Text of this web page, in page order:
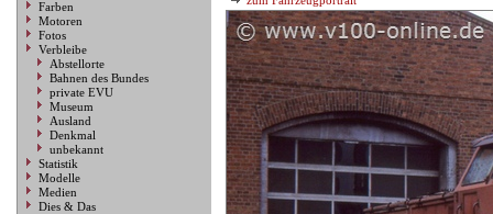
Farben
Motoren
Fotos
Verbleibe
Abstellorte
Bahnen des Bundes
private EVU
Museum
Ausland
Denkmal
unbekannt
Statistik
Modelle
Medien
Dies & Das